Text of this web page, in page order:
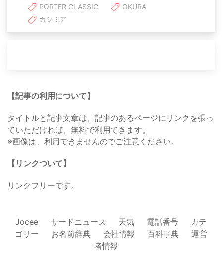
PORTER CLASSIC
OKURA
カシミア
【記事の利用について】
タイトルと記事文章は、記事のあるページにリンクを張っ
ていただければ、無料で利用できます。
※画像は、利用できませんのでご注意ください。
【リンクついて】
リンクフリーです。
Jocee サードニュース 天気 電話番号
カテ
ゴリー
お名前辞典 会社情報 百科事典
運営
者情報